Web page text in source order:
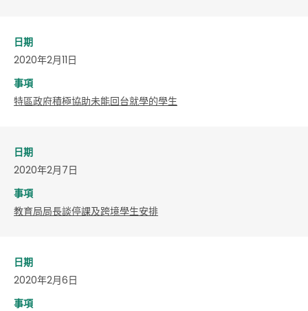
日期
2020年2月11日
事項
特區政府積極協助未能回台就學的學生
日期
2020年2月7日
事項
教育局局長談停課及跨境學生安排
日期
2020年2月6日
事項